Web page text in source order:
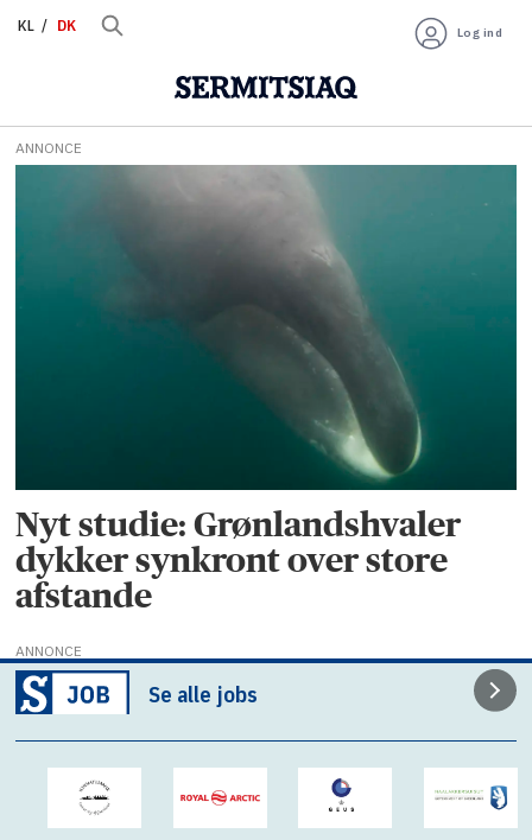
KL DK Log ind
Tag:
akustisk
kommunikation
ANNONCE
Nyt studie: Grønlandshvaler
dykker synkront over store
afstande
ANNONCE
Se alle jobs